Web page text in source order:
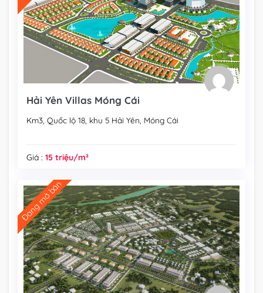
Hải Yên Villas Móng Cái
Km3, Quốc lộ 18, khu 5 Hải Yên, Móng Cái
Giá : 15 triệu/m²
Đang mở bán